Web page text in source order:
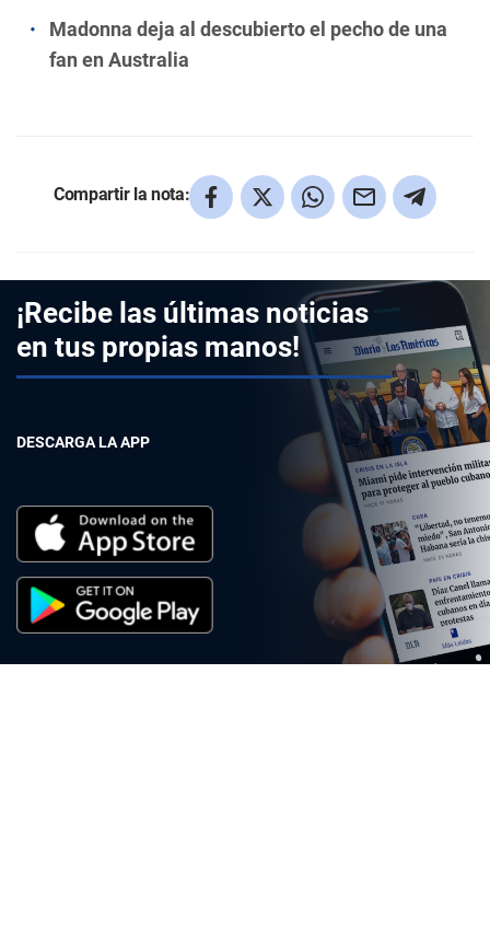
Madonna deja al descubierto el pecho de una
fan en Australia
Compartir la nota:
¡Recibe las últimas noticias
en tus propias manos!
DESCARGA LA APP